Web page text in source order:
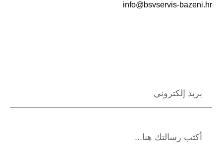
info@bsvservis-bazeni.hr